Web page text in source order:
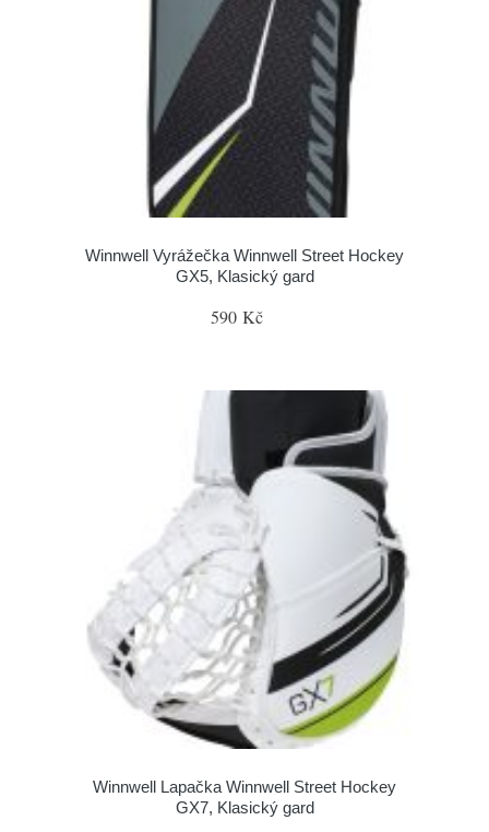
Winnwell Vyrážečka Winnwell Street Hockey
GX5, Klasický gard
590 Kč
Winnwell Lapačka Winnwell Street Hockey
GX7, Klasický gard